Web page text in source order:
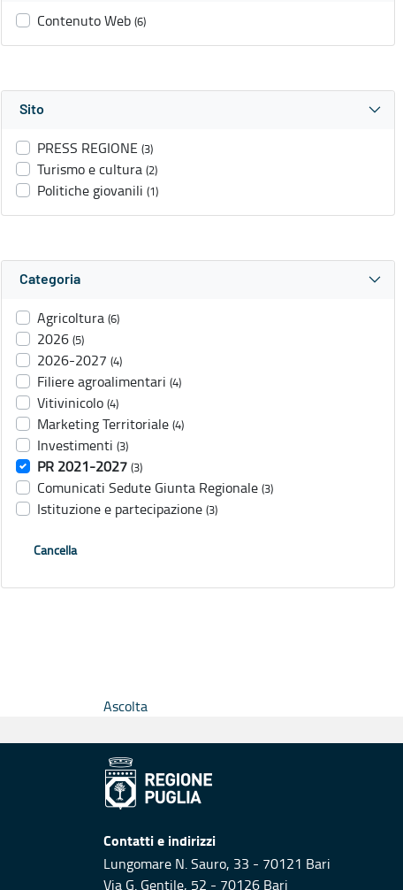
Contenuto Web (6)
Sito
PRESS REGIONE (3)
Turismo e cultura (2)
Politiche giovanili (1)
Categoria
Agricoltura (6)
2026 (5)
2026-2027 (4)
Filiere agroalimentari (4)
Vitivinicolo (4)
Marketing Territoriale (4)
Investimenti (3)
PR 2021-2027 (3)
Comunicati Sedute Giunta Regionale (3)
Istituzione e partecipazione (3)
Cancella
Ascolta
Contatti e indirizzi
Lungomare N. Sauro, 33 - 70121 Bari
Via G. Gentile, 52 - 70126 Bari